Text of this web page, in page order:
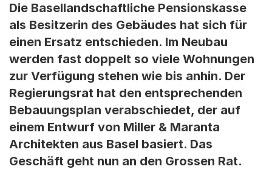
Die Basellandschaftliche Pensionskasse
als Besitzerin des Gebäudes hat sich für
einen Ersatz entschieden. Im Neubau
werden fast doppelt so viele Wohnungen
zur Verfügung stehen wie bis anhin. Der
Regierungsrat hat den entsprechenden
Bebauungsplan verabschiedet, der auf
einem Entwurf von Miller & Maranta
Architekten aus Basel basiert. Das
Geschäft geht nun an den Grossen Rat.